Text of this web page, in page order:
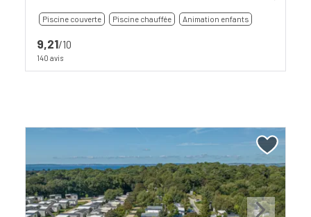
Piscine couverte Piscine chauffée Animation enfants
9,21/10
140 avis